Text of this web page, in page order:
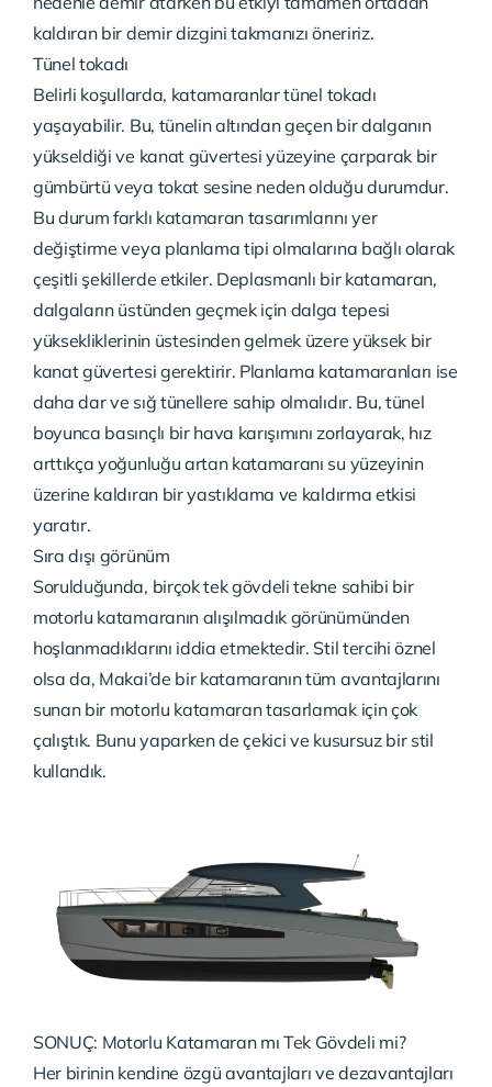
kaldıran bir demir dizgini takmanızı öneririz.
Tünel tokadı
Belirli koşullarda, katamaranlar tünel tokadı
yaşayabilir. Bu, tünelin altından geçen bir dalganın
yükseldiği ve kanat güvertesi yüzeyine çarparak bir
gümbürtü veya tokat sesine neden olduğu durumdur.
Bu durum farklı katamaran tasarımlarını yer
değiştirme veya planlama tipi olmalarına bağlı olarak
çeşitli şekillerde etkiler. Deplasmanlı bir katamaran,
dalgaların üstünden geçmek için dalga tepesi
yüksekliklerinin üstesinden gelmek üzere yüksek bir
kanat güvertesi gerektirir. Planlama katamaranları ise
daha dar ve sığ tünellere sahip olmalıdır. Bu, tünel
boyunca basınçlı bir hava karışımını zorlayarak, hız
arttıkça yoğunluğu artan katamaranı su yüzeyinin
üzerine kaldıran bir yastıklama ve kaldırma etkisi
yaratır.
Sıra dışı görünüm
Sorulduğunda, birçok tek gövdeli tekne sahibi bir
motorlu katamaranın alışılmadık görünümünden
hoşlanmadıklarını iddia etmektedir. Stil tercihi öznel
olsa da, Makai’de bir katamaranın tüm avantajlarını
sunan bir motorlu katamaran tasarlamak için çok
çalıştık. Bunu yaparken de çekici ve kusursuz bir stil
kullandık.
SONUÇ: Motorlu Katamaran mı Tek Gövdeli mi?
Her birinin kendine özgü avantajları ve dezavantajları